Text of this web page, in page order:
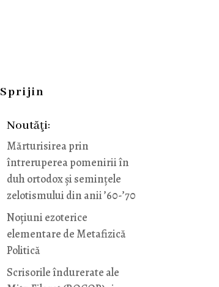
Sprijin
Noutăţi:
Mărturisirea prin
întreruperea pomenirii în
duh ortodox și semințele
zelotismului din anii ’60-’70
Noţiuni ezoterice
elementare de Metafizică
Politică
Scrisorile îndurerate ale